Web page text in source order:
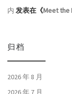
内 发表在《Meet the
归档
2026 年 8 月
2026 年 7 月